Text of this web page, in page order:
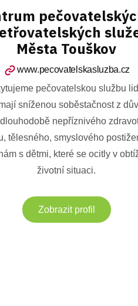
Města Touškov
www.pecovatelskasluzba.cz
pečovatelskou službu
sníženou soběstačnost z
nepříznivého
tělesného, smyslového
s dětmi, které se ocitly v
životní situaci.
Zobrazit profil